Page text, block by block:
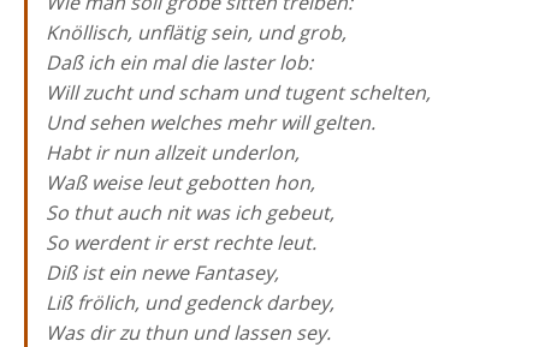
Knöllisch, unflätig sein, und grob,
Daß ich ein mal die laster lob:
Will zucht und scham und tugent schelten,
Und sehen welches mehr will gelten.
Habt ir nun allzeit underlon,
Waß weise leut gebotten hon,
So thut auch nit was ich gebeut,
So werdent ir erst rechte leut.
Diß ist ein newe Fantasey,
Liß frölich, und gedenck darbey,
Was dir zu thun und lassen sey.